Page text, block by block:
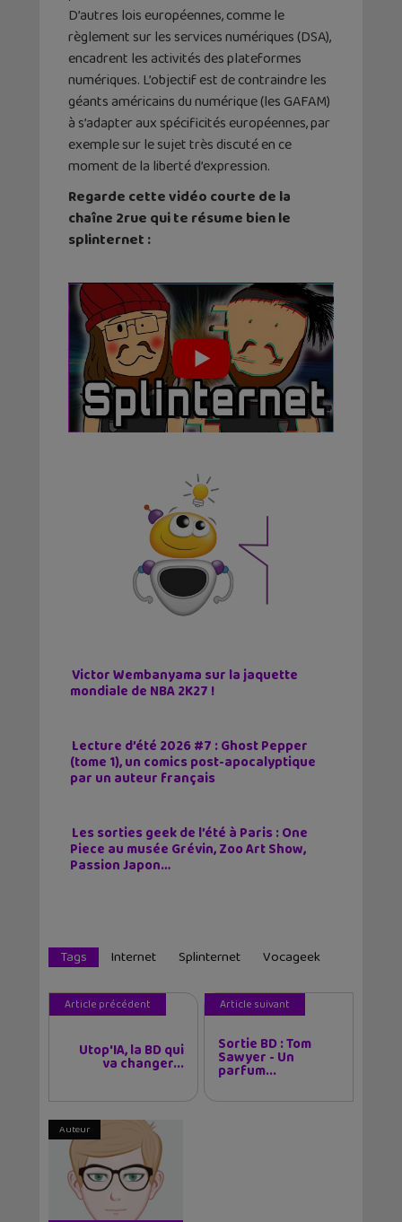
D’autres lois européennes, comme le
règlement sur les services numériques (DSA),
encadrent les activités des plateformes
numériques. L’objectif est de contraindre les
géants américains du numérique (les GAFAM)
à s’adapter aux spécificités européennes, par
exemple sur le sujet très discuté en ce
moment de la liberté d’expression.
Regarde cette vidéo courte de la
chaîne 2rue qui te résume bien le
splinternet :
Victor Wembanyama sur la jaquette
mondiale de NBA 2K27 !
Lecture d’été 2026 #7 : Ghost Pepper
(tome 1), un comics post-apocalyptique
par un auteur français
Les sorties geek de l’été à Paris : One
Piece au musée Grévin, Zoo Art Show,
Passion Japon…
Tags Internet Splinternet Vocageek
Article précédent
Utop'IA, la BD qui
va changer...
Article suivant
Sortie BD : Tom
Sawyer - Un
parfum...
Auteur